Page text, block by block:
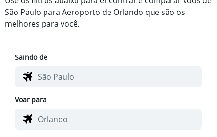
São Paulo para Aeroporto de Orlando que são os
melhores para você.
Saindo de
Voar para